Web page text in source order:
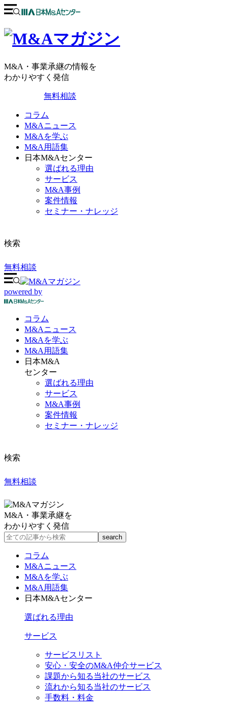
M&A・事業承継の情報を
わかりやすく発信
無料相談
コラム
M&Aニュース
M&Aを学ぶ
M&A用語集
日本M&Aセンター
選ばれる理由
サービス
M&A事例
案件情報
セミナー・ナレッジ
検索
無料相談
powered by
コラム
M&Aニュース
M&Aを学ぶ
M&A 用語集
日本M&A
センター
選ばれる理由
サービス
M&A事例
案件情報
セミナー・ナレッジ
検索
無料相談
M&A・事業承継を
わかりやすく発信
コラム
M&Aニュース
M&Aを学ぶ
M&A用語集
日本M&Aセンター
選ばれる理由
サービス
サービスリスト
安心・安全のM&A仲介サービス
課題から知る当社のサービス
流れから知る当社のサービス
手数料・料金